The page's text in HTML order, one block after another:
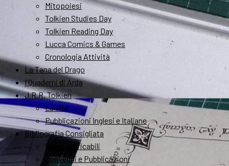
Mitopoiesi
Tolkien Studies Day
Tolkien Reading Day
Lucca Comics & Games
Cronologia Attività
La Tana del Drago
I Quaderni di Arda
J.R.R. Tolkien
La vita
Pubblicazioni Inglesi e Italiane
Bibliografia Consigliata
Saggi scaricabili
Convegni e Pubblicazioni